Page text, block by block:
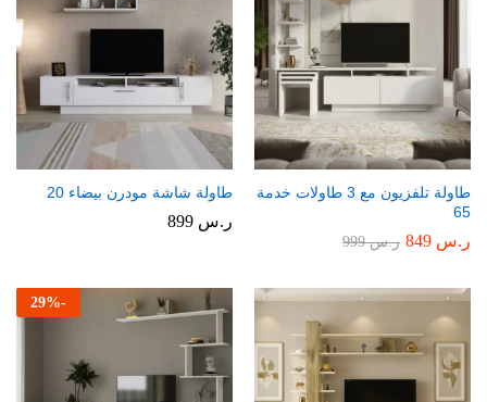
طاولة تلفزيون مع 3 طاولات خدمة
65
ر.س ر.س999
طاولة شاشة مودرن بيضاء 20
ر.س
-
29%